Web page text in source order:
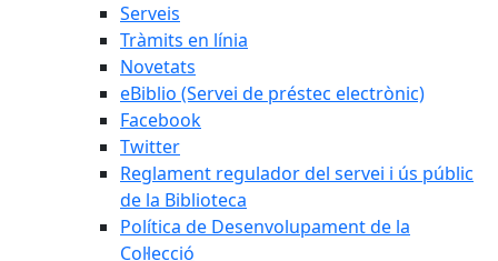
Serveis
Tràmits en línia
Novetats
eBiblio (Servei de préstec electrònic)
Facebook
Twitter
Reglament regulador del servei i ús públic
de la Biblioteca
Política de Desenvolupament de la
Col·lecció